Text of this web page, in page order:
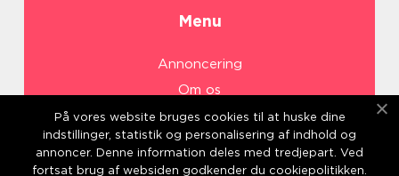
Menu
Annoncering
Om os
Cookies
Kontakt os
Sitemap
På vores website bruges cookies til at huske dine
indstillinger, statistik og personalisering af indhold og
annoncer. Denne information deles med tredjepart. Ved
fortsat brug af websiden godkender du cookiepolitikken.